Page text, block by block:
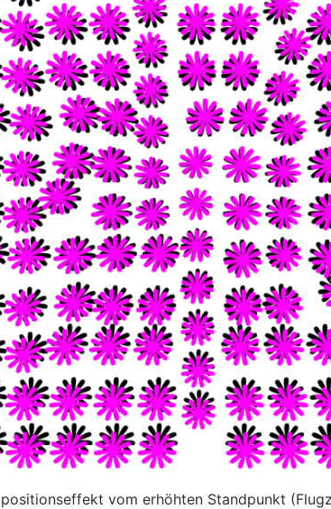
vom erhöhten Standpunkt